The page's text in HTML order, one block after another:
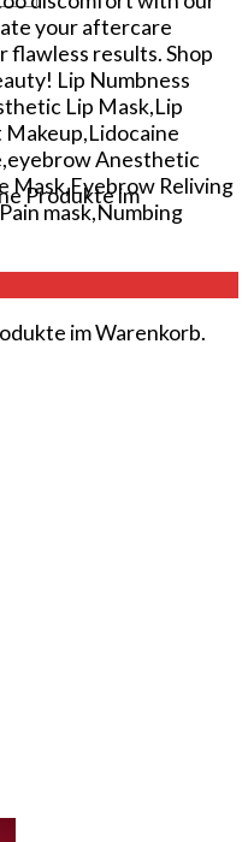
Produkte im
im Warenkorb.
your aftercare
results. Shop
Lip Numbness
Lip Mask,Lip
Anesthetic
Mask,Eyebrow Reliving
mask,Numbing